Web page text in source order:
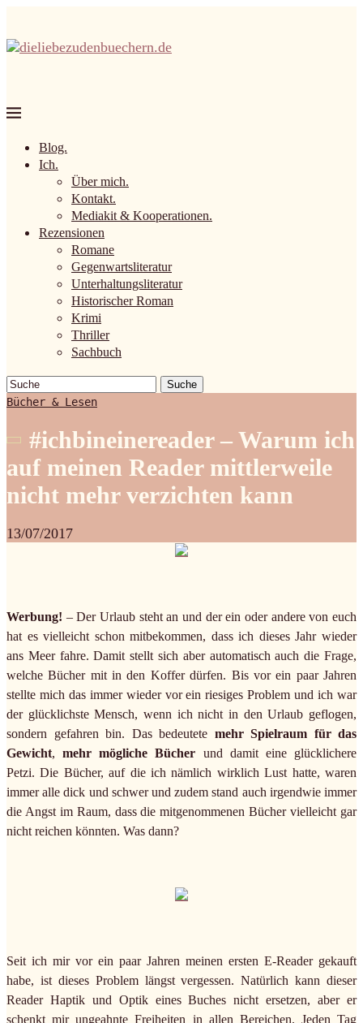
Blog.
Ich.
Über mich.
Kontakt.
Mediakit & Kooperationen.
Rezensionen
Romane
Gegenwartsliteratur
Unterhaltungsliteratur
Historischer Roman
Krimi
Thriller
Sachbuch
Suche
Bücher & Lesen
#ichbineinereader – Warum ich
auf meinen Reader mittlerweile
nicht mehr verzichten kann
13/07/2017
Werbung! – Der Urlaub steht an und der ein oder andere von euch
hat es vielleicht schon mitbekommen, dass ich dieses Jahr wieder
ans Meer fahre. Damit stellt sich aber automatisch auch die Frage,
welche Bücher mit in den Koffer dürfen. Bis vor ein paar Jahren
stellte mich das immer wieder vor ein riesiges Problem und ich war
der glücklichste Mensch, wenn ich nicht in den Urlaub geflogen,
sondern gefahren bin. Das bedeutete mehr Spielraum für das
Gewicht,mehr mögliche Bücher und damit eine glücklichere
Petzi. Die Bücher, auf die ich nämlich wirklich Lust hatte, waren
immer alle dick und schwer und zudem stand auch irgendwie immer
die Angst im Raum, dass die mitgenommenen Bücher vielleicht gar
nicht reichen könnten. Was dann?
Seit ich mir vor ein paar Jahren meinen ersten E-Reader gekauft
habe, ist dieses Problem längst vergessen. Natürlich kann dieser
Reader Haptik und Optik eines Buches nicht ersetzen, aber er
schenkt mir ungeahnte Freiheiten in allen Bereichen. Jeden Tag